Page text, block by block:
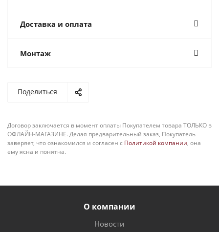
Доставка и оплата
Монтаж
Поделиться
Договор заключается в момент оплаты Покупателем товара ТОЛЬКО в
ОФЛАЙН-МАГАЗИНЕ. Делая предварительный заказ, Покупатель
заверяет, что ознакомился и согласен с Политикой компании, она
ему ясна и понятна.
О компании
Новости